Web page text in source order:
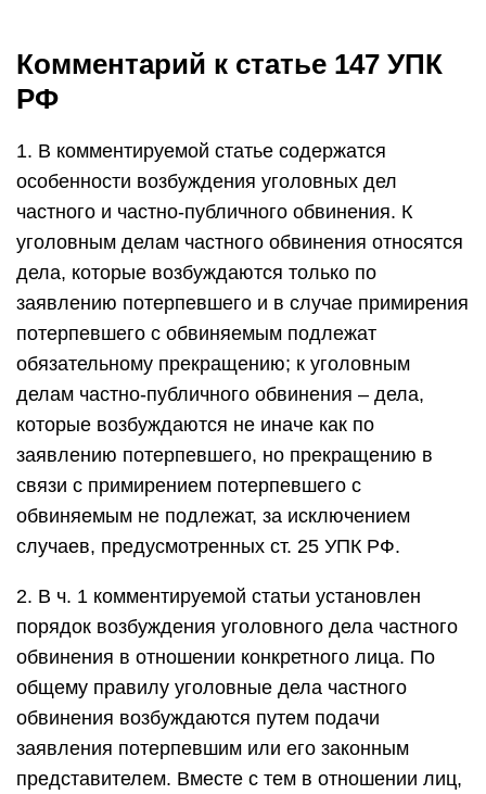
Комментарий к статье 147 УПК
РФ
1. В комментируемой статье содержатся
особенности возбуждения уголовных дел
частного и частно-публичного обвинения. К
уголовным делам частного обвинения относятся
дела, которые возбуждаются только по
заявлению потерпевшего и в случае примирения
потерпевшего с обвиняемым подлежат
обязательному прекращению; к уголовным
делам частно-публичного обвинения – дела,
которые возбуждаются не иначе как по
заявлению потерпевшего, но прекращению в
связи с примирением потерпевшего с
обвиняемым не подлежат, за исключением
случаев, предусмотренных ст. 25 УПК РФ.
2. В ч. 1 комментируемой статьи установлен
порядок возбуждения уголовного дела частного
обвинения в отношении конкретного лица. По
общему правилу уголовные дела частного
обвинения возбуждаются путем подачи
заявления потерпевшим или его законным
представителем. Вместе с тем в отношении лиц,